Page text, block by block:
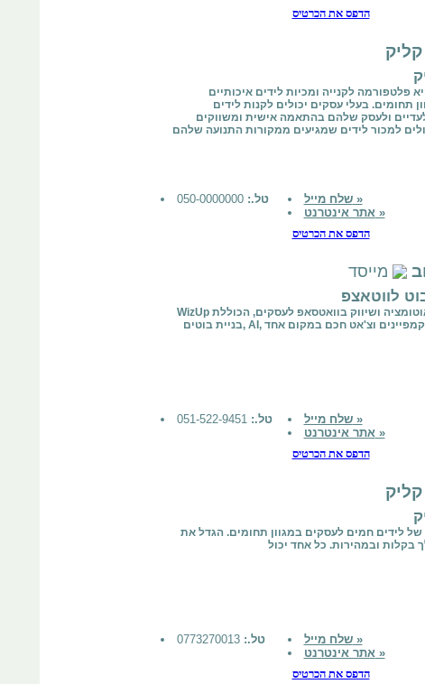
הדפס את הכרטיס
פלטפורמה לקנייה ומכיות לידים איכותיים
תחומים. בעלי עסקים יכולים לקנות לידים
ולעסק שלהם בהתאמה אישית ומשווקים
טל.: 050-0000000
שלח מייל »
אתר אינטרנט »
הדפס את הכרטיס
מייסד
WizUp היא מערכת אוטומציה ושיווק בוואטסאפ לעסקים, הכוללת
טל.:
שלח מייל »
אתר אינטרנט »
הדפס את הכרטיס
של לידים חמים לעסקים במגוון תחומים. הגדל את
טל.: 0773270013
שלח מייל »
אתר אינטרנט »
הדפס את הכרטיס